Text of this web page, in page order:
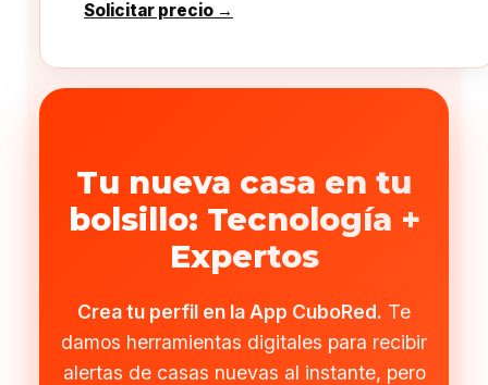
Solicitar precio →
Tu nueva casa en tu
bolsillo: Tecnología +
Expertos
Crea tu perfil en la App CuboRed. Te
damos herramientas digitales para recibir
alertas de casas nuevas al instante, pero